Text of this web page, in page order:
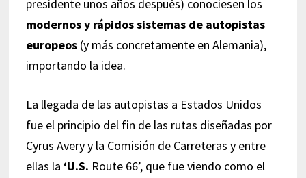
presidente unos años después) conociesen los
modernos y rápidos sistemas de autopistas
europeos(y más concretamente en Alemania),
importando la idea.
La llegada de las autopistas a Estados Unidos
fue el principio del fin de las rutas diseñadas por
Cyrus Avery y la Comisión de Carreteras y entre
ellas la ‘U.S. Route 66’, que fue viendo como el